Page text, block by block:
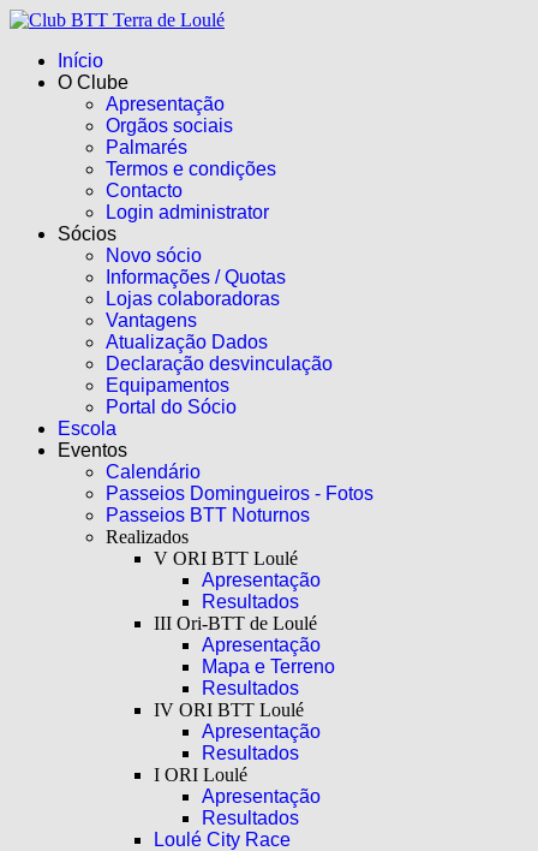
Início
O Clube
Apresentação
Orgãos sociais
Palmarés
Termos e condições
Contacto
Login administrator
Sócios
Novo sócio
Informações / Quotas
Lojas colaboradoras
Vantagens
Atualização Dados
Declaração desvinculação
Equipamentos
Portal do Sócio
Escola
Eventos
Calendário
Passeios Domingueiros - Fotos
Passeios BTT Noturnos
Realizados
V ORI BTT Loulé
Apresentação
Resultados
III Ori-BTT de Loulé
Apresentação
Mapa e Terreno
Resultados
IV ORI BTT Loulé
Apresentação
Resultados
I ORI Loulé
Apresentação
Resultados
Loulé City Race